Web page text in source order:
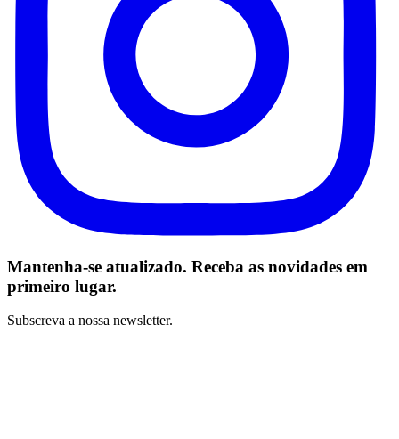
Mantenha-se atualizado. Receba as novidades em
primeiro lugar.
Subscreva a nossa newsletter.